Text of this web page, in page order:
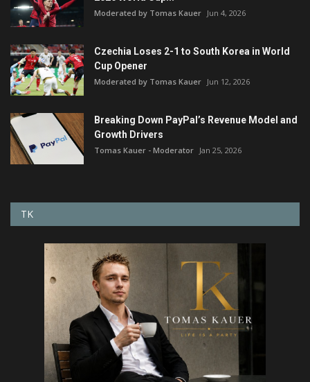
Moderated by Tomas Kauer Jun 4, 2026
Czechia Loses 2-1 to South Korea in World
Cup Opener
Moderated by Tomas Kauer Jun 12, 2026
Breaking Down PayPal’s Revenue Model and
Growth Drivers
Tomas Kauer - Moderator Jan 25, 2026
TK